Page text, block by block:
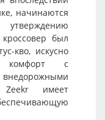
начинаются
был
кво, искусно
комфорт с
Zeekr имеет